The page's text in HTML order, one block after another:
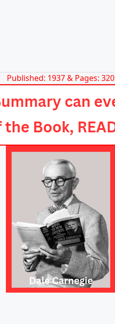
Published: 1937 & Pages: 320